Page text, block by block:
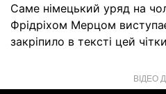
Саме німецький уряд на
Фрідріхом Мерцом
закріпило в тексті цей
ВІДЕО